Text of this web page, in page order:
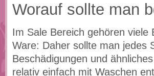
Worauf sollte man
Im Sale Bereich gehören
Ware: Daher sollte man jedes
Beschädigungen und
relativ einfach mit Waschen